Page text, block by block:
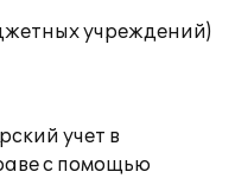
учреждений)
учет в
с помощью